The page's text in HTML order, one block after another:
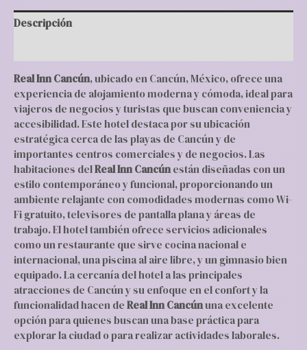
Descripción
Real Inn Cancún, ubicado en Cancún, México, ofrece una
experiencia de alojamiento moderna y cómoda, ideal para
viajeros de negocios y turistas que buscan conveniencia y
accesibilidad. Este hotel destaca por su ubicación
estratégica cerca de las playas de Cancún y de
importantes centros comerciales y de negocios. Las
habitaciones delReal Inn Cancúnestán diseñadas con un
estilo contemporáneo y funcional, proporcionando un
ambiente relajante con comodidades modernas como Wi-
Fi gratuito, televisores de pantalla plana y áreas de
trabajo. El hotel también ofrece servicios adicionales
como un restaurante que sirve cocina nacional e
internacional, una piscina al aire libre, y un gimnasio bien
equipado. La cercanía del hotel a las principales
atracciones de Cancún y su enfoque en el confort y la
funcionalidad hacen deReal Inn Cancúnuna excelente
opción para quienes buscan una base práctica para
explorar la ciudad o para realizar actividades laborales.